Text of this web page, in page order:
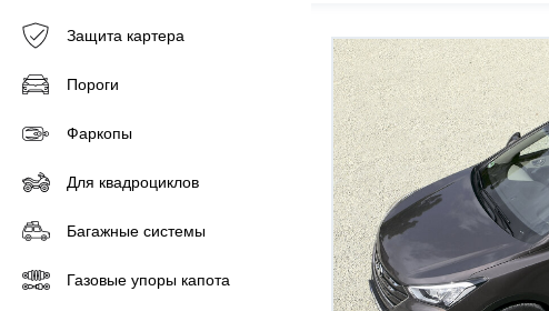
Защита картера
Пороги
Фаркопы
Для квадроциклов
Багажные системы
Газовые упоры капота